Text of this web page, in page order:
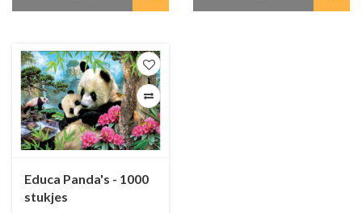
Educa Panda's - 1000
stukjes